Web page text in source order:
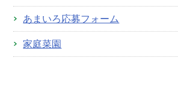
あまいろ応募フォーム
家庭菜園